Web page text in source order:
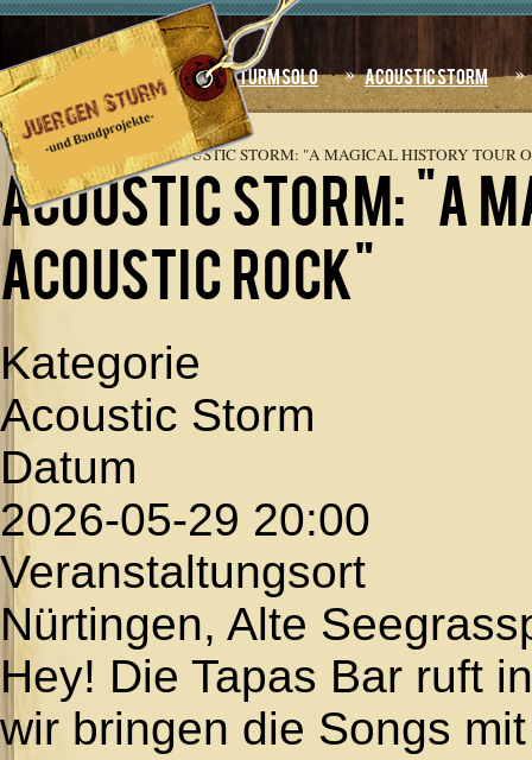
Home Sturm Solo Acoustic Storm
AKTUELLE
SEITE:
STARTSEITE
TERMINE » ACOUSTIC STORM: "A MAGICAL HISTORY TOUR
Acoustic Storm: "A
Acoustic Rock"
Kategorie
Acoustic Storm
Datum
2026-05-29 20:00
Veranstaltungsort
Nürtingen, Alte
Hey! Die Tapas Bar ruft
wir bringen die Songs
JahrMonat
JahrMonat